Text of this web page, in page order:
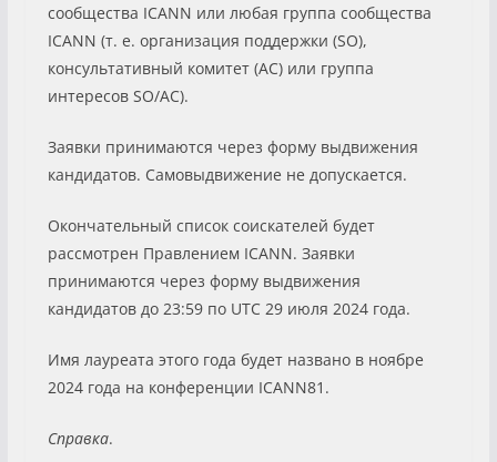
сообщества ICANN или любая группа сообщества
ICANN (т. е. организация поддержки (SO),
консультативный комитет (AC) или группа
интересов SO/AC).
Заявки принимаются через форму выдвижения
кандидатов. Самовыдвижение не допускается.
Окончательный список соискателей будет
рассмотрен Правлением ICANN. Заявки
принимаются через форму выдвижения
кандидатов до 23:59 по UTC 29 июля 2024 года.
Имя лауреата этого года будет названо в ноябре
2024 года на конференции ICANN81.
Справка.